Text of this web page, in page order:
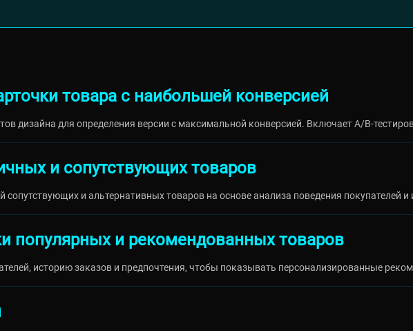
товара с наибольшей конверсией
дизайна для определения версии с максимальной конверсией. Включает A/B-
и сопутствующих товаров
и альтернативных товаров на основе анализа поведения покупателей
популярных и рекомендованных товаров
историю заказов и предпочтения, чтобы показывать персонализированные